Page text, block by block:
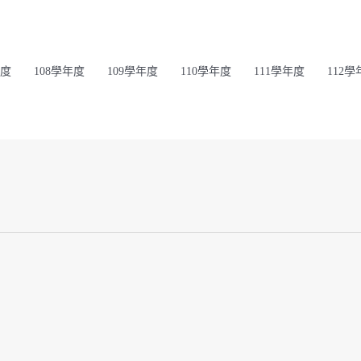
108學年度 109學年度 110學年度 111學年度 112學